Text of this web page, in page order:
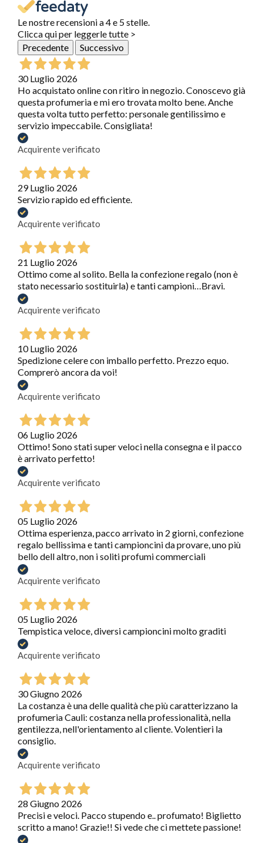
Le nostre recensioni a 4 e 5 stelle.
Clicca qui per leggerle tutte >
Precedente
Successivo
30 Luglio 2026
Ho acquistato online con ritiro in negozio. Conoscevo già
questa profumeria e mi ero trovata molto bene. Anche
questa volta tutto perfetto: personale gentilissimo e
servizio impeccabile. Consigliata!
Acquirente verificato
29 Luglio 2026
Servizio rapido ed efficiente.
Acquirente verificato
21 Luglio 2026
Ottimo come al solito. Bella la confezione regalo (non è
stato necessario sostituirla) e tanti campioni…Bravi.
Acquirente verificato
10 Luglio 2026
Spedizione celere con imballo perfetto. Prezzo equo.
Comprerò ancora da voi!
Acquirente verificato
06 Luglio 2026
Ottimo! Sono stati super veloci nella consegna e il pacco
è arrivato perfetto!
Acquirente verificato
05 Luglio 2026
Ottima esperienza, pacco arrivato in 2 giorni, confezione
regalo bellissima e tanti campioncini da provare, uno più
bello dell altro, non i soliti profumi commerciali
Acquirente verificato
05 Luglio 2026
Tempistica veloce, diversi campioncini molto graditi
Acquirente verificato
30 Giugno 2026
La costanza è una delle qualità che più caratterizzano la
profumeria Cauli: costanza nella professionalità, nella
gentilezza, nell'orientamento al cliente. Volentieri la
consiglio.
Acquirente verificato
28 Giugno 2026
Precisi e veloci. Pacco stupendo e.. profumato! Biglietto
scritto a mano! Grazie!! Si vede che ci mettete passione!